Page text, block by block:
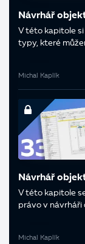
Návrhář
V této kapitole
typy, které
Michal Kaplík
Návrhář
V této kapitole
právo v návrháři
Michal Kaplík